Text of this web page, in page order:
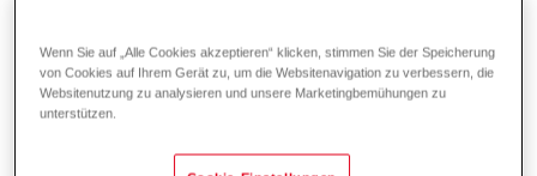
Ein Ort, der zur Einkehr, zum Nachdenken
Wenn Sie auf „Alle Cookies akzeptieren“ klicken, stimmen Sie der Speicherung
von Cookies auf Ihrem Gerät zu, um die Websitenavigation zu verbessern, die
Websitenutzung zu analysieren und unsere Marketingbemühungen zu
unterstützen.